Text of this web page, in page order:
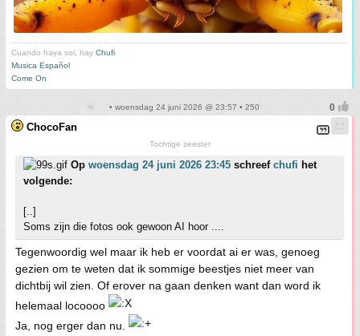
Cuando haya sol, hay Chufi
Musica Español
Come On
• woensdag 24 juni 2026 @ 23:57 • 250
ChocoFan
Tochtige zeester
Op woensdag 24 juni 2026 23:45 schreef chufi het
volgende:
[..]
Soms zijn die fotos ook gewoon AI hoor ....
Tegenwoordig wel maar ik heb er voordat ai er was, genoeg
gezien om te weten dat ik sommige beestjes niet meer van
dichtbij wil zien. Of erover na gaan denken want dan word ik
helemaal locoooo
Ja, nog erger dan nu.